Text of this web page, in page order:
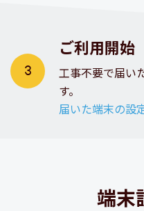
ご利用開始
工事不要で届い
す。
届いた端末の設
端末